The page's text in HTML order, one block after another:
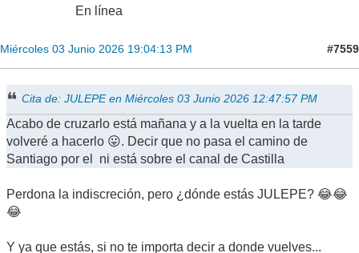
En línea
Miércoles 03 Junio 2026 19:04:13 PM #7559
Cita de: JULEPE en Miércoles 03 Junio 2026 12:47:57 PM
Acabo de cruzarlo está mañana y a la vuelta en la tarde
volveré a hacerlo 😛. Decir que no pasa el camino de
Santiago por el ni está sobre el canal de Castilla
Perdona la indiscreción, pero ¿dónde estás JULEPE? 😂😂
😂
Y ya que estás, si no te importa decir a donde vuelves...